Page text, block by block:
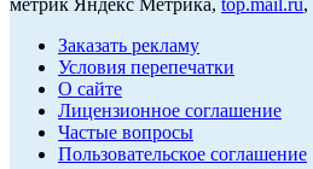
метрик Яндекс Метрика, top.mail.ru,
Заказать рекламу
Условия перепечатки
О сайте
Лицензионное соглашение
Частые вопросы
Пользовательское соглашение